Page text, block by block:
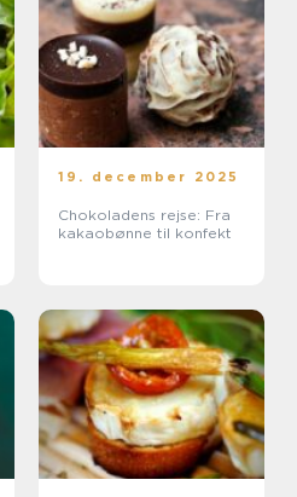
19. december 2025
Chokoladens rejse: Fra
kakaobønne til konfekt